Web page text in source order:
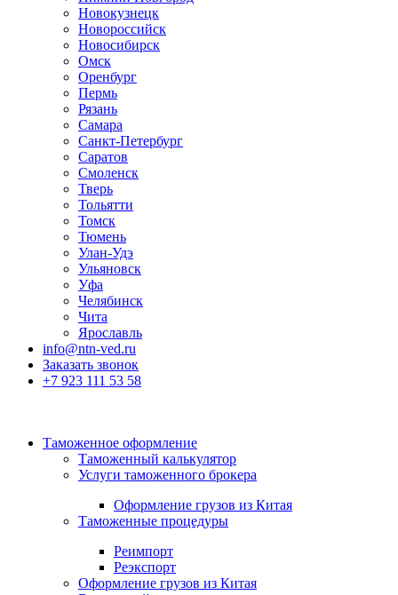
Новокузнецк
Новороссийск
Новосибирск
Омск
Оренбург
Пермь
Рязань
Самара
Санкт-Петербург
Саратов
Смоленск
Тверь
Тольятти
Томск
Тюмень
Улан-Удэ
Ульяновск
Уфа
Челябинск
Чита
Ярославль
info@ntn-ved.ru
Заказать звонок
+7 923 111 53 58
Таможенное оформление
Таможенный калькулятор
Услуги таможенного брокера
Оформление грузов из Китая
Таможенные процедуры
Реимпорт
Реэкспорт
Оформление грузов из Китая